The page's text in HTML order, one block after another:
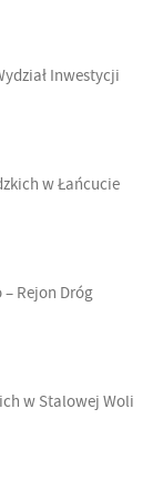
Inwestycji
w Łańcucie
Rejon Dróg
w Stalowej Woli